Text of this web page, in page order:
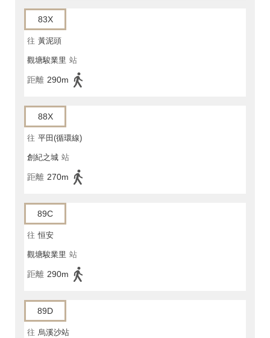
83X
往 黃泥頭
觀塘駿業里 站
距離 290m
88X
往 平田(循環線)
創紀之城 站
距離 270m
89C
往 恒安
觀塘駿業里 站
距離 290m
89D
往 烏溪沙站